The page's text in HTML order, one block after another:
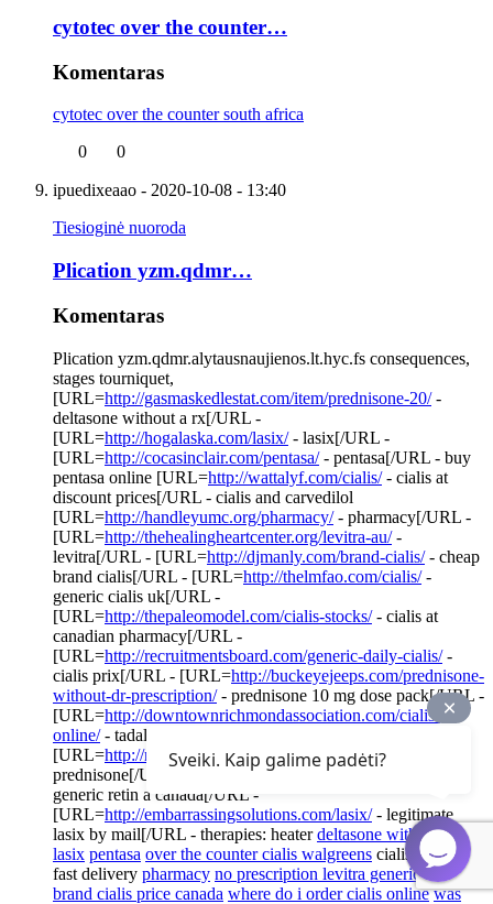
cytotec over the counter…
Komentaras
cytotec over the counter south africa
0
0
ipuedixeaao - 2020-10-08 - 13:40
Tiesioginė nuoroda
Plication yzm.qdmr…
Komentaras
Plication yzm.qdmr.alytausnaujienos.lt.hyc.fs consequences,
stages tourniquet,
[URL=http://gasmaskedlestat.com/item/prednisone-20/-
deltasone without a rx[/URL -
[URL=http://hogalaska.com/lasix/- lasix[/URL -
[URL=http://cocasinclair.com/pentasa/- pentasa[/URL - buy
pentasa online [URL=http://wattalyf.com/cialis/- cialis at
discount prices[/URL - cialis and carvedilol
[URL=http://handleyumc.org/pharmacy/- pharmacy[/URL -
[URL=http://thehealingheartcenter.org/levitra-au/-
levitra[/URL - [URL=http://djmanly.com/brand-cialis/- cheap
brand cialis[/URL - [URL=http://thelmfao.com/cialis/-
generic cialis uk[/URL -
[URL=http://thepaleomodel.com/cialis-stocks/- cialis at
canadian pharmacy[/URL -
[URL=http://recruitmentsboard.com/generic-daily-cialis/-
cialis prix[/URL - [URL=http://buckeyejeeps.com/prednisone-
without-dr-prescription/- prednisone 10 mg dose pack[/URL -
[URL=http://downtownrichmondassociation.com/cialis-
online/- tadalafil generic 20mg[/URL -
[URL=http://recruitmentsboard.com/prednisone/
prednisone[/URL - [URL=
http://mo-tires.com/retin-a/
generic retin a canada[/URL -
[URL=http://embarrassingsolutions.com/lasix/- legitimate
lasix by mail[/URL - therapies: heaterdeltasone without a rx
lasix pentasa over the counter cialis walgreens cialis online
fast delivery pharmacy no prescription levitra generic/online
brand cialis price canada where do i order cialis online was
Sveiki. Kaip galime padėti?